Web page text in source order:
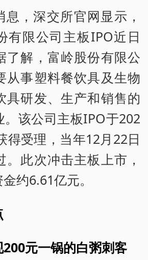
息，深交所官网显示，
有限公司主板IPO近日
了解，富岭股份有限公
从事塑料餐饮具及生物
具研发、生产和销售的
。该公司主板IPO于202
得受理，当年12月22日
。此次冲击主板上市，
约6.61亿元。
元一锅的白粥刺客